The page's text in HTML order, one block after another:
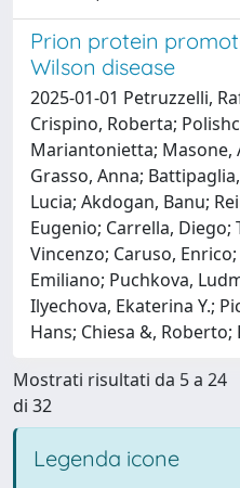
Prion protein
Wilson disease
2025-01-01 Petruzzelli,
Crispino, Roberta;
Mariantonietta; Masone,
Grasso, Anna;
Lucia; Akdogan, Banu;
Eugenio; Carrella,
Vincenzo; Caruso,
Emiliano; Puchkova,
Ilyechova, Ekaterina Y.;
Hans; Chiesa &,
Mostrati risultati da 5 a 24
di 32
Legenda icone